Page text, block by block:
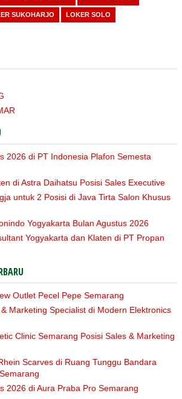
SUKOHARJO LOKER SOLO
2026 di PT Indonesia Plafon Semesta
di Astra Daihatsu Posisi Sales Executive
untuk 2 Posisi di Java Tirta Salon Khusus
Yogyakarta Bulan Agustus 2026
Yogyakarta dan Klaten di PT Propan
Outlet Pecel Pepe Semarang
Marketing Specialist di Modern Elektronics
Clinic Semarang Posisi Sales & Marketing
Scarves di Ruang Tunggu Bandara
2026 di Aura Praba Pro Semarang